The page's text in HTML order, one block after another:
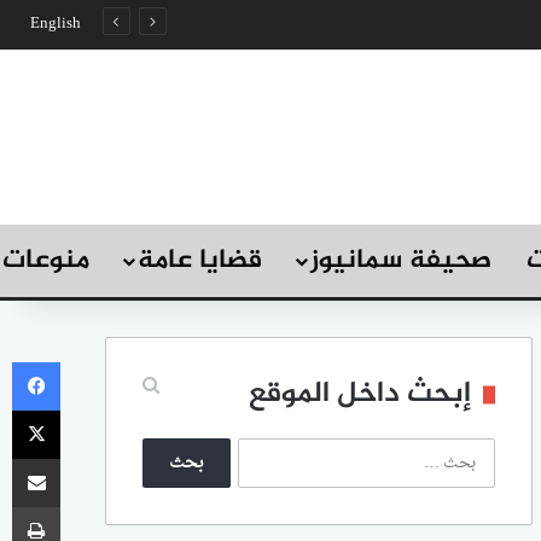
English
صحيفة سمانيوز قضايا عامة منوعات
إبحث داخل الموقع
ح